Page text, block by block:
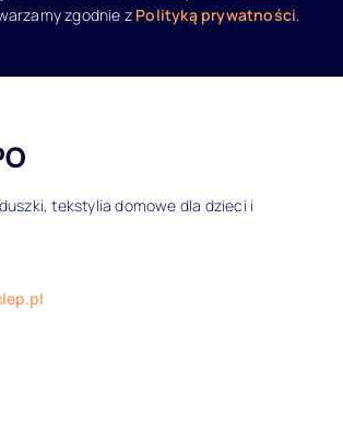
zgodnie z Polityką prywatności.
i informacje
tekstylia domowe dla dzieci i